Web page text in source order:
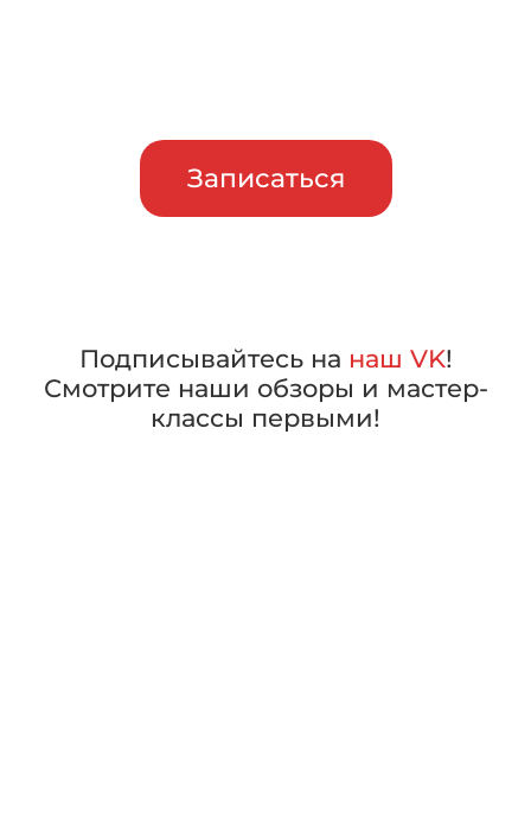
Записаться
Подписывайтесь на наш VK!
Смотрите наши обзоры и мастер-
классы первыми!